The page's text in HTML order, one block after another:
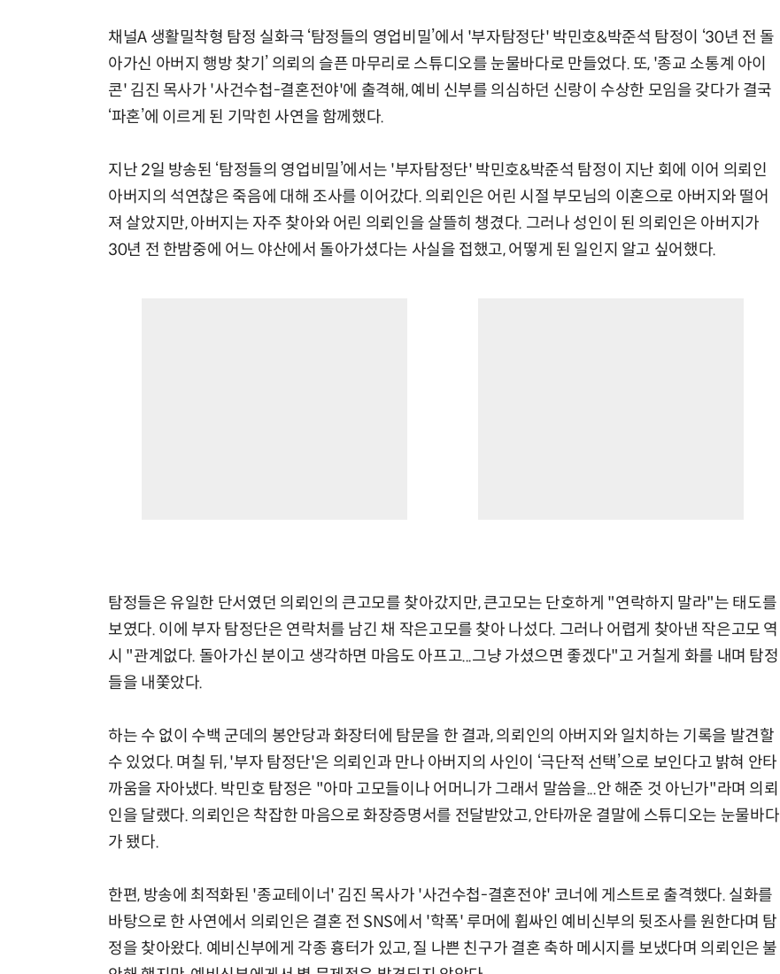
채널A 생활밀착형 탐정 실화극 ‘탐정들의 영업비밀’에서 '부자탐정단' 박민호&박준석 탐정이 ‘30년 전 돌
아가신 아버지 행방 찾기’ 의뢰의 슬픈 마무리로 스튜디오를 눈물바다로 만들었다. 또, '종교 소통계 아이
콘' 김진 목사가 '사건수첩-결혼전야'에 출격해, 예비 신부를 의심하던 신랑이 수상한 모임을 갖다가 결국
‘파혼’에 이르게 된 기막힌 사연을 함께했다.
지난 2일 방송된 ‘탐정들의 영업비밀’에서는 '부자탐정단' 박민호&박준석 탐정이 지난 회에 이어 의뢰인
아버지의 석연찮은 죽음에 대해 조사를 이어갔다. 의뢰인은 어린 시절 부모님의 이혼으로 아버지와 떨어
져 살았지만, 아버지는 자주 찾아와 어린 의뢰인을 살뜰히 챙겼다. 그러나 성인이 된 의뢰인은 아버지가
30년 전 한밤중에 어느 야산에서 돌아가셨다는 사실을 접했고, 어떻게 된 일인지 알고 싶어했다.
탐정들은 유일한 단서였던 의뢰인의 큰고모를 찾아갔지만, 큰고모는 단호하게 "연락하지 말라"는 태도를
보였다. 이에 부자 탐정단은 연락처를 남긴 채 작은고모를 찾아 나섰다. 그러나 어렵게 찾아낸 작은고모 역
시 "관계없다. 돌아가신 분이고 생각하면 마음도 아프고...그냥 가셨으면 좋겠다"고 거칠게 화를 내며 탐정
들을 내쫓았다.
하는 수 없이 수백 군데의 봉안당과 화장터에 탐문을 한 결과, 의뢰인의 아버지와 일치하는 기록을 발견할
수 있었다. 며칠 뒤, '부자 탐정단'은 의뢰인과 만나 아버지의 사인이 ‘극단적 선택’으로 보인다고 밝혀 안타
까움을 자아냈다. 박민호 탐정은 "아마 고모들이나 어머니가 그래서 말씀을...안 해준 것 아닌가"라며 의뢰
인을 달랬다. 의뢰인은 착잡한 마음으로 화장증명서를 전달받았고, 안타까운 결말에 스튜디오는 눈물바다
가 됐다.
한편, 방송에 최적화된 '종교테이너' 김진 목사가 '사건수첩-결혼전야' 코너에 게스트로 출격했다. 실화를
바탕으로 한 사연에서 의뢰인은 결혼 전 SNS에서 '학폭' 루머에 휩싸인 예비신부의 뒷조사를 원한다며 탐
정을 찾아왔다. 예비신부에게 각종 흉터가 있고, 질 나쁜 친구가 결혼 축하 메시지를 보냈다며 의뢰인은 불